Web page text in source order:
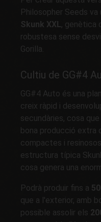
Philosopher Seeds
Skunk XXL, genètica
robustesa sense
Gorilla.
Cultiu de GG#4
GG#4 Auto és una
creix ràpid i
secundàries, cosa
bona producció extra
compactes i
estructura típica
cosa genera una
Podrà produir fins a
que a l'exterior, amb
possible assolir els